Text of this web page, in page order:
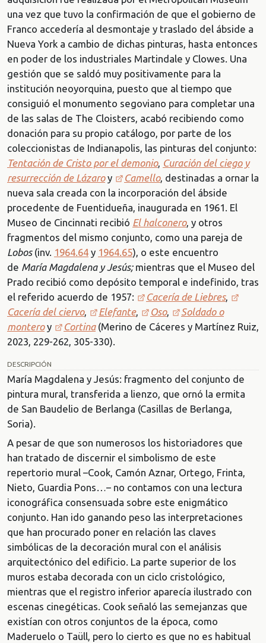
una vez que tuvo la confirmación de que el gobierno de
Franco accedería al desmontaje y traslado del ábside a
Nueva York a cambio de dichas pinturas, hasta entonces
en poder de los industriales Martindale y Clowes. Una
gestión que se saldó muy positivamente para la
institución neoyorquina, puesto que al tiempo que
consiguió el monumento segoviano para completar una
de las salas de The Cloisters, acabó recibiendo como
donación para su propio catálogo, por parte de los
coleccionistas de Indianapolis, las pinturas del conjunto:
Tentación de Cristo por el demonio, Curación del ciego y
resurrección de Lázaroy Camello, destinadas a ornar la
nueva sala creada con la incorporación del ábside
procedente de Fuentidueña, inaugurada en 1961. El
Museo de Cincinnati recibió El halconero, y otros
fragmentos del mismo conjunto, como una pareja de
Lobos(inv. 1964.64 y 1964.65), o este encuentro
de María Magdalena y Jesús;mientras que el Museo del
Prado recibió como depósito temporal e indefinido, tras
el referido acuerdo de 1957:
Cacería de Liebres,
Cacería del ciervo, Elefante, Oso,
Soldado o
monteroy Cortina (Merino de Cáceres y Martínez Ruiz,
2023, 229-262, 305-330).
DESCRIPCIÓN
María Magdalena y Jesús: fragmento del conjunto de
pintura mural, transferida a lienzo, que ornó la ermita
de San Baudelio de Berlanga (Casillas de Berlanga,
Soria).
A pesar de que son numerosos los historiadores que
han tratado de discernir el simbolismo de este
repertorio mural –Cook, Camón Aznar, Ortego, Frinta,
Nieto, Guardia Pons…– no contamos con una lectura
iconográfica consensuada sobre este enigmático
conjunto. Han ido ganando peso las interpretaciones
que han procurado poner en relación las claves
simbólicas de la decoración mural con el análisis
arquitectónico del edificio. La parte superior de los
muros estaba decorada con un ciclo cristológico,
mientras que el registro inferior aparecía ilustrado con
escenas cinegéticas. Cook señaló las semejanzas que
existían con otros conjuntos de la época, como
Maderuelo o Taüll, pero lo cierto es que no es habitual